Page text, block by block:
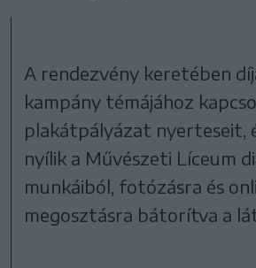
A rendezvény keretében
kampány témájához
plakátpályázat nyerteseit,
nyílik a Művészeti Líceum
munkáiból, fotózásra és
megosztásra bátorítva a